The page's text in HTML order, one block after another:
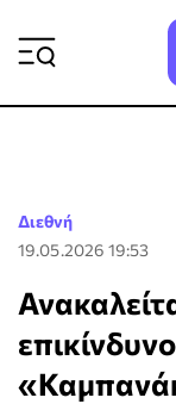
Διεθνή
19.05.2026 19:53